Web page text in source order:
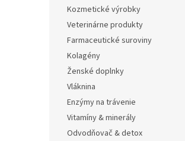
Kozmetické výrobky
Veterinárne produkty
Farmaceutické suroviny
Kolagény
Ženské doplnky
Vláknina
Enzýmy na trávenie
Vitamíny & minerály
Odvodňovač & detox